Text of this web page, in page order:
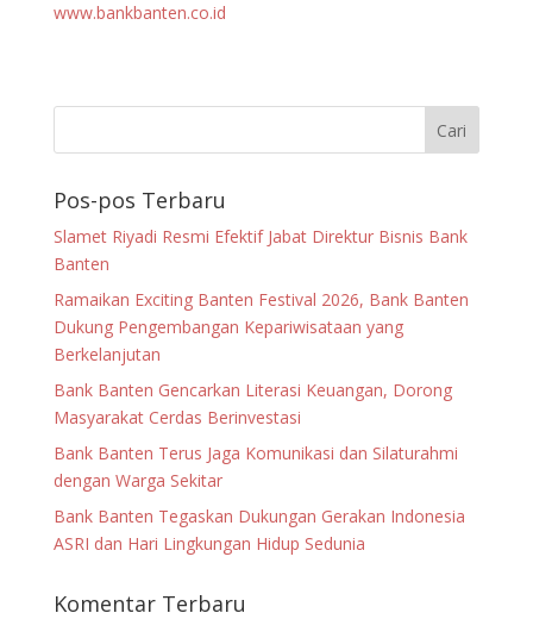
www.bankbanten.co.id
Pos-pos Terbaru
Slamet Riyadi Resmi Efektif Jabat Direktur Bisnis Bank
Banten
Ramaikan Exciting Banten Festival 2026, Bank Banten
Dukung Pengembangan Kepariwisataan yang
Berkelanjutan
Bank Banten Gencarkan Literasi Keuangan, Dorong
Masyarakat Cerdas Berinvestasi
Bank Banten Terus Jaga Komunikasi dan Silaturahmi
dengan Warga Sekitar
Bank Banten Tegaskan Dukungan Gerakan Indonesia
ASRI dan Hari Lingkungan Hidup Sedunia
Komentar Terbaru